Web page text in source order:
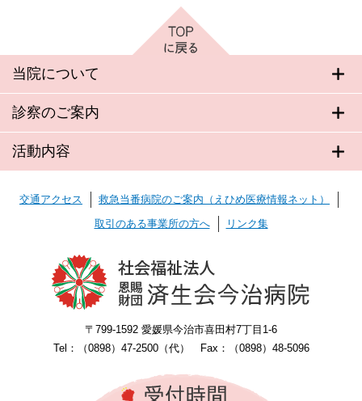
当院について
診察のご案内
活動内容
交通アクセス
救急当番病院のご案内（えひめ医療情報ネット）
取引のある事業所の方へ
リンク集
〒799-1592 愛媛県今治市喜田村7丁目1-6
Tel：（0898）47-2500（代） Fax：（0898）48-5096